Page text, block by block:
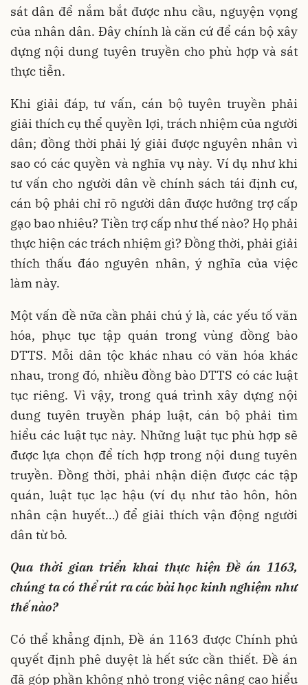
sát dân để nắm bắt được nhu cầu, nguyện vọng
của nhân dân. Đây chính là căn cứ để cán bộ xây
dựng nội dung tuyên truyền cho phù hợp và sát
thực tiễn.
Khi giải đáp, tư vấn, cán bộ tuyên truyền phải
giải thích cụ thể quyền lợi, trách nhiệm của người
dân; đồng thời phải lý giải được nguyên nhân vì
sao có các quyền và nghĩa vụ này. Ví dụ như khi
tư vấn cho người dân về chính sách tái định cư,
cán bộ phải chỉ rõ người dân được hưởng trợ cấp
gạo bao nhiêu? Tiền trợ cấp như thế nào? Họ phải
thực hiện các trách nhiệm gì? Đồng thời, phải giải
thích thấu đáo nguyên nhân, ý nghĩa của việc
làm này.
Một vấn đề nữa cần phải chú ý là, các yếu tố văn
hóa, phục tục tập quán trong vùng đồng bào
DTTS. Mỗi dân tộc khác nhau có văn hóa khác
nhau, trong đó, nhiều đồng bào DTTS có các luật
tục riêng. Vì vậy, trong quá trình xây dựng nội
dung tuyên truyền pháp luật, cán bộ phải tìm
hiểu các luật tục này. Những luật tục phù hợp sẽ
được lựa chọn để tích hợp trong nội dung tuyên
truyền. Đồng thời, phải nhận diện được các tập
quán, luật tục lạc hậu (ví dụ như tảo hôn, hôn
nhân cận huyết…) để giải thích vận động người
dân từ bỏ.
Qua thời gian triển khai thực hiện Đề án 1163,
chúng ta có thể rút ra các bài học kinh nghiệm như
thế nào?
Có thể khẳng định, Đề án 1163 được Chính phủ
quyết định phê duyệt là hết sức cần thiết. Đề án
đã góp phần không nhỏ trong việc nâng cao hiểu